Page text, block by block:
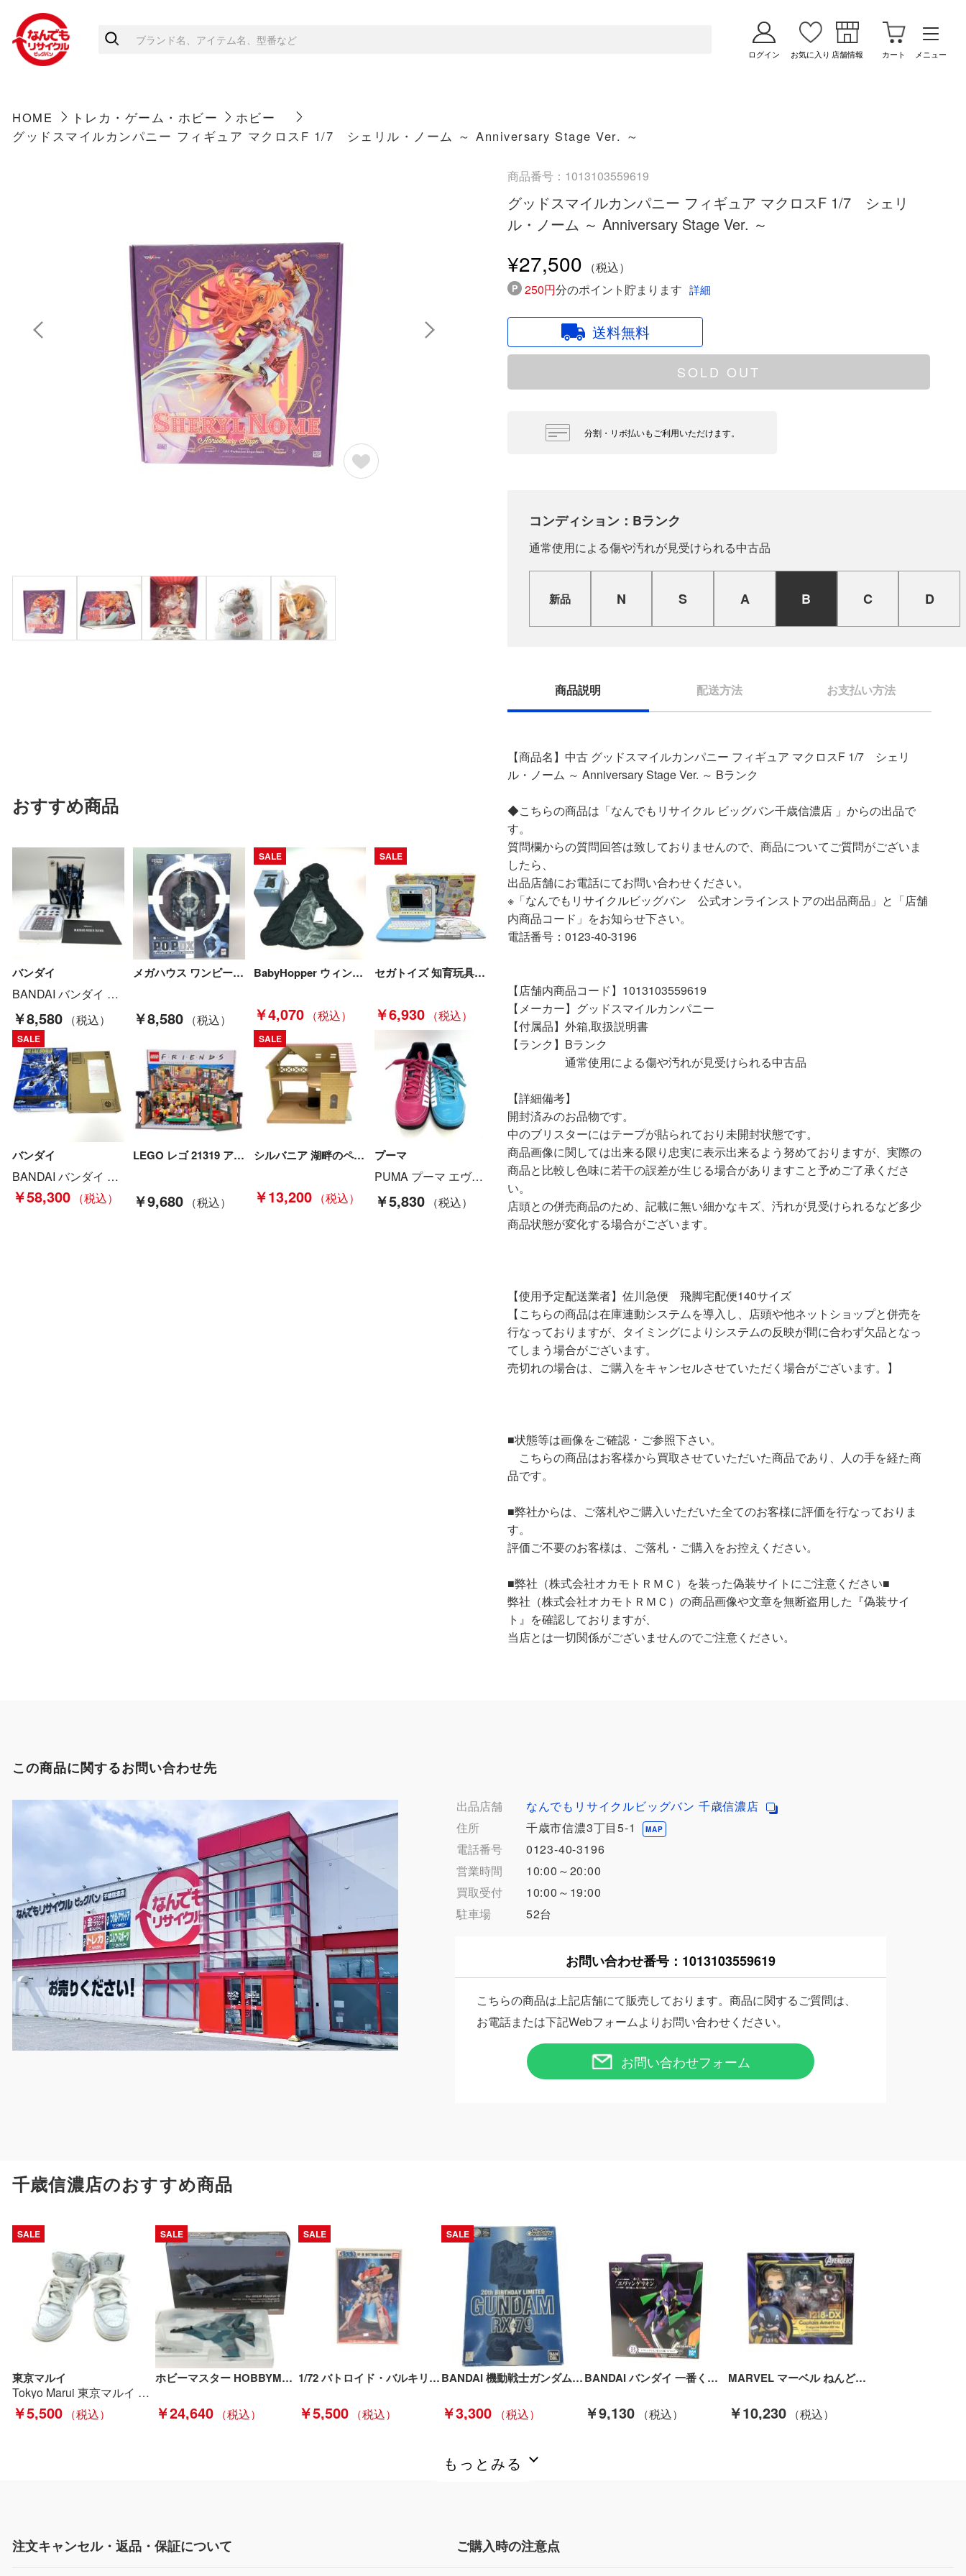
ログイン お気に入り 店舗情報 カート メニュー
HOME トレカ・ゲーム・ホビー
ホビー
グッドスマイルカンパニー フィギュア マクロスF 1/7 シェリル・ノーム ～ Anniversary Stage Ver. ～
おすすめ商品
バンダイ
BANDAI バンダイ S.H.Figuarts 仮面ライダーディエンド 真骨彫製法 開封品 本体用ブリスター欠品 Aランク
￥8,580
メガハウス ワンピース フィギュア P.O.P DX バーソロミュー・くま 純正台座欠品 持ち手・聖書パーツに接着跡有 Cランク
￥8,580
SALE
BabyHopper ウィンターカバー グレー マルチプル防寒ケープ タグ付 未使用品 Sランク
￥4,070
SALE
セガトイズ 知育玩具 カメラもIN!マウスできせかえ!すみっコぐらし パソコンプレミアムプラス 対象年齢６歳以上 Bランク
￥6,930
SALE
バンダイ
BANDAI バンダイ 機動戦士ガンダム METALBUILD ストライクフリーダムガンダム ZGMF-X20A ストライクフリーダム 2024 Sランク
￥58,300
LEGO レゴ 21319 アイデア フレンズ セントラル・パーク パーツ欠品有 レゴブロック 現状渡し ジャンク Dランク
￥9,680
SALE
シルバニア 湖畔のペンション 森のマーケット限定 ピンク屋根 Bランク
￥13,200
プーマ
PUMA プーマ エヴォスピード5.2トリックスTT ピンク×ブルー サッカートレーニングシューズ 102888 06 サイズ22.5cm Cランク
￥5,830
商品番号：1013103559619
グッドスマイルカンパニー フィギュア マクロスF 1/7 シェリ
ル・ノーム ～ Anniversary Stage Ver. ～
¥27,500
250円分のポイント貯まります 詳細
送料無料
SOLD OUT
分割・リボ払いもご利用いただけます。
コンディション：Bランク
通常使用による傷や汚れが見受けられる中古品
新品 N S A B C D
商品説明 配送方法 お支払い方法
【商品名】中古 グッドスマイルカンパニー フィギュア マクロスF 1/7 シェリ
ル・ノーム ～ Anniversary Stage Ver. ～ Bランク
◆こちらの商品は「なんでもリサイクル ビッグバン千歳信濃店 」からの出品で
す。
質問欄からの質問回答は致しておりませんので、商品についてご質問がございま
したら、
出品店舗にお電話にてお問い合わせください。
※「なんでもリサイクルビッグバン 公式オンラインストアの出品商品」と「店舗
内商品コード」をお知らせ下さい。
電話番号：0123-40-3196
【店舗内商品コード】1013103559619
【メーカー】グッドスマイルカンパニー
【付属品】外箱,取扱説明書
【ランク】Bランク
通常使用による傷や汚れが見受けられる中古品
【詳細備考】
開封済みのお品物です。
中のブリスターにはテープが貼られており未開封状態です。
商品画像に関しては出来る限り忠実に表示出来るよう努めておりますが、実際の
商品と比較し色味に若干の誤差が生じる場合がありますこと予めご了承くださ
い。
店頭との併売商品のため、記載に無い細かなキズ、汚れが見受けられるなど多少
商品状態が変化する場合がございます。
【使用予定配送業者】佐川急便 飛脚宅配便140サイズ
【こちらの商品は在庫連動システムを導入し、店頭や他ネットショップと併売を
行なっておりますが、タイミングによりシステムの反映が間に合わず欠品となっ
てしまう場合がございます。
売切れの場合は、ご購入をキャンセルさせていただく場合がございます。】
■状態等は画像をご確認・ご参照下さい。
こちらの商品はお客様から買取させていただいた商品であり、人の手を経た商
品です。
■弊社からは、ご落札やご購入いただいた全てのお客様に評価を行なっておりま
す。
評価ご不要のお客様は、ご落札・ご購入をお控えください。
■弊社（株式会社オカモトＲＭＣ）を装った偽装サイトにご注意ください■
弊社（株式会社オカモトＲＭＣ）の商品画像や文章を無断盗用した『偽装サイ
ト』を確認しておりますが、
当店とは一切関係がございませんのでご注意ください。
この商品に関するお問い合わせ先
出品店舗
なんでもリサイクルビッグバン 千歳信濃店
住所
千歳市信濃3丁目5-1 MAP
電話番号
0123-40-3196
営業時間
10:00～20:00
買取受付
10:00～19:00
駐車場
52台
お問い合わせ番号： 1013103559619
こちらの商品は上記店舗にて販売しております。商品に関するご質問は、
お電話または下記Webフォームよりお問い合わせください。
お問い合わせフォーム
千歳信濃店のおすすめ商品
SALE
東京マルイ
Tokyo Marui 東京マルイ ハイカットスニーカー SIZE 24cm P90 ホワイト Bランク
￥5,500
SALE
ホビーマスター HOBBYMASTER 1/72 Su-30SM フランカー ロシア航空宇宙軍 第31戦闘飛行隊 HA9501 Bランク
￥24,640
SALE
1/72 バトロイド・バルキリー VF-1D 昭和 レトロ ロボット MACROSS plamo robo Bランク
￥5,500
SALE
BANDAI 機動戦士ガンダム 1/144 GUNDAM CONVENTION会場限定 RX-79 陸戦型 第08MS小隊 Aランク
￥3,300
BANDAI バンダイ 一番くじ B賞 エヴァンゲリオン第13号機 フィギュア Bランク
￥9,130
MARVEL マーベル ねんどろいど キャプテン・アメリカ エンドゲーム・エディション DX Ver. 1218-DX Bランク
￥10,230
もっとみる
注文キャンセル・返品・保証について ご購入時の注意点